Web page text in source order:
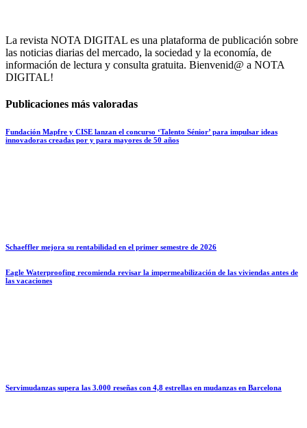
La revista NOTA DIGITAL es una plataforma de publicación sobre
las noticias diarias del mercado, la sociedad y la economía, de
información de lectura y consulta gratuita. Bienvenid@ a NOTA
DIGITAL!
Publicaciones más valoradas
Fundación Mapfre y CISE lanzan el concurso ‘Talento Sénior’ para impulsar ideas
innovadoras creadas por y para mayores de 50 años
Schaeffler mejora su rentabilidad en el primer semestre de 2026
Eagle Waterproofing recomienda revisar la impermeabilización de las viviendas antes de
las vacaciones
Servimudanzas supera las 3.000 reseñas con 4,8 estrellas en mudanzas en Barcelona